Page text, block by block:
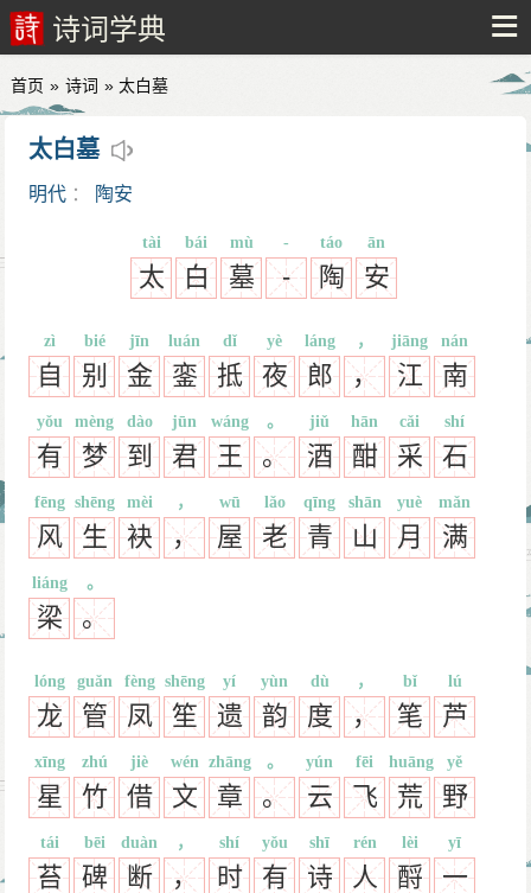
诗词学典
首页 » 诗词 » 太白墓
太白墓
明代 ： 陶安
太
tài
白
bái
墓
mù
-
-
陶
táo
安
ān
自
zì
别
bié
金
jīn
銮
luán
抵
dǐ
夜
yè
郎
láng
，
，
江
jiāng
南
nán
有
yǒu
梦
mèng
到
dào
君
jūn
王
wáng
。
。
酒
jiǔ
酣
hān
采
cǎi
石
shí
风
fēng
生
shēng
袂
mèi
，
，
屋
wū
老
lǎo
青
qīng
山
shān
月
yuè
满
mǎn
梁
liáng
。
。
龙
lóng
管
guǎn
凤
fèng
笙
shēng
遗
yí
韵
yùn
度
dù
，
，
笔
bǐ
芦
lú
星
xīng
竹
zhú
借
jiè
文
wén
章
zhāng
。
。
云
yún
飞
fēi
荒
huāng
野
yě
苔
tái
碑
bēi
断
duàn
，
，
时
shí
有
yǒu
诗
shī
人
rén
酹
lèi
一
yī